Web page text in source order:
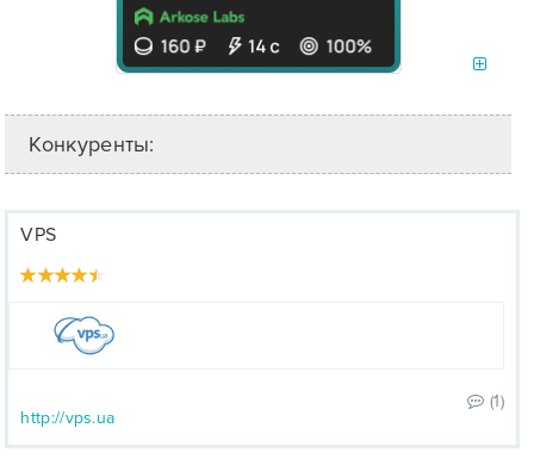
Конкуренты:
VPS
(1)
http://vps.ua